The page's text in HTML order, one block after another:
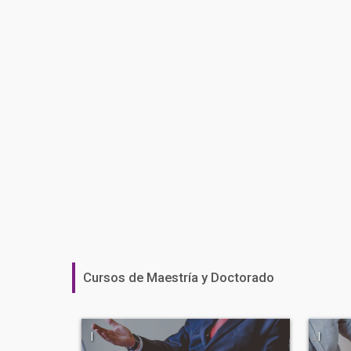
Cursos de Maestría y Doctorado
| |